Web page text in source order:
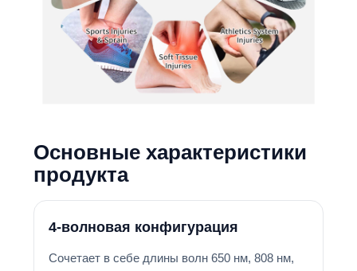
Основные характеристики
продукта
4-волновая конфигурация
Сочетает в себе длины волн 650 нм, 808 нм,